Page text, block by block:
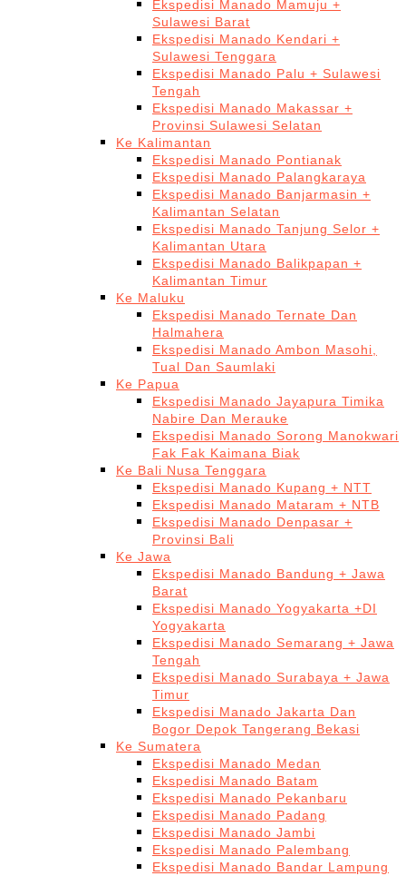
Ekspedisi Manado Mamuju +
Sulawesi Barat
Ekspedisi Manado Kendari +
Sulawesi Tenggara
Ekspedisi Manado Palu + Sulawesi
Tengah
Ekspedisi Manado Makassar +
Provinsi Sulawesi Selatan
Ke Kalimantan
Ekspedisi Manado Pontianak
Ekspedisi Manado Palangkaraya
Ekspedisi Manado Banjarmasin +
Kalimantan Selatan
Ekspedisi Manado Tanjung Selor +
Kalimantan Utara
Ekspedisi Manado Balikpapan +
Kalimantan Timur
Ke Maluku
Ekspedisi Manado Ternate Dan
Halmahera
Ekspedisi Manado Ambon Masohi,
Tual Dan Saumlaki
Ke Papua
Ekspedisi Manado Jayapura Timika
Nabire Dan Merauke
Ekspedisi Manado Sorong Manokwari
Fak Fak Kaimana Biak
Ke Bali Nusa Tenggara
Ekspedisi Manado Kupang + NTT
Ekspedisi Manado Mataram + NTB
Ekspedisi Manado Denpasar +
Provinsi Bali
Ke Jawa
Ekspedisi Manado Bandung + Jawa
Barat
Ekspedisi Manado Yogyakarta +DI
Yogyakarta
Ekspedisi Manado Semarang + Jawa
Tengah
Ekspedisi Manado Surabaya + Jawa
Timur
Ekspedisi Manado Jakarta Dan
Bogor Depok Tangerang Bekasi
Ke Sumatera
Ekspedisi Manado Medan
Ekspedisi Manado Batam
Ekspedisi Manado Pekanbaru
Ekspedisi Manado Padang
Ekspedisi Manado Jambi
Ekspedisi Manado Palembang
Ekspedisi Manado Bandar Lampung